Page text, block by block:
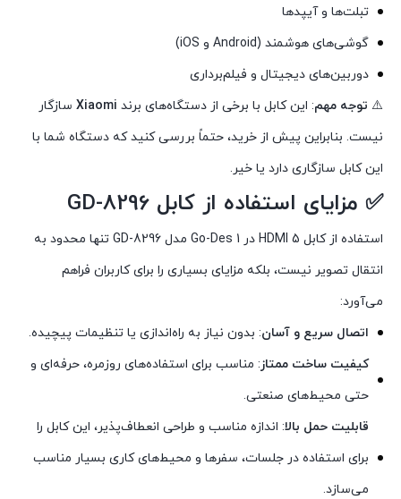
تبلت‌ها و آیپدها
گوشی‌های هوشمند (Android و iOS)
دوربین‌های دیجیتال و فیلم‌برداری
⚠️ توجه مهم: این کابل با برخی از دستگاه‌های برند Xiaomi سازگار
نیست. بنابراین پیش از خرید، حتماً بررسی کنید که دستگاه شما با
این کابل سازگاری دارد یا خیر.
✅ مزایای استفاده از کابل GD-8296
استفاده از کابل HDMI 5 در 1 Go-Des مدل GD-8296 تنها محدود به
انتقال تصویر نیست، بلکه مزایای بسیاری را برای کاربران فراهم
می‌آورد:
اتصال سریع و آسان: بدون نیاز به راه‌اندازی یا تنظیمات پیچیده.
کیفیت ساخت ممتاز: مناسب برای استفاده‌های روزمره، حرفه‌ای و
حتی محیط‌های صنعتی.
قابلیت حمل بالا: اندازه مناسب و طراحی انعطاف‌پذیر، این کابل را
برای استفاده در جلسات، سفرها و محیط‌های کاری بسیار مناسب
می‌سازد.